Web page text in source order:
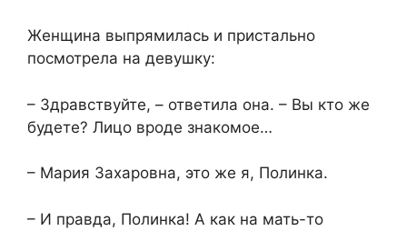
Женщина выпрямилась и пристально
посмотрела на девушку:
– Здравствуйте, – ответила она. – Вы кто же
будете? Лицо вроде знакомое…
– Мария Захаровна, это же я, Полинка.
– И правда, Полинка! А как на мать-то